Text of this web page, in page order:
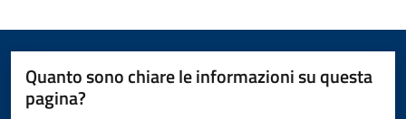
Quanto sono chiare le informazioni su questa
pagina?